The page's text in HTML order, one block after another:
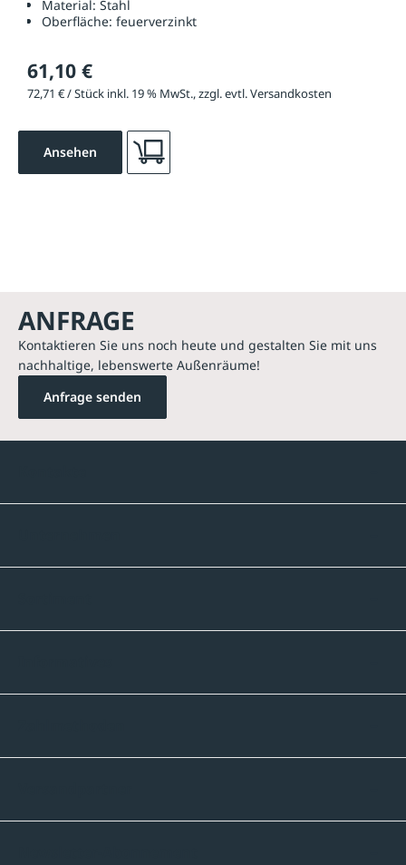
Material: Stahl
Oberfläche: feuerverzinkt
61,10 €
72,71 € / Stück inkl. 19 % MwSt., zzgl. evtl. Versandkosten
Ansehen
ANFRAGE
Kontaktieren Sie uns noch heute und gestalten Sie mit uns
nachhaltige, lebenswerte Außenräume!
Anfrage senden